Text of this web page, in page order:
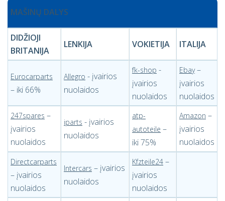
MAŠINŲ DALYS
DIDŽIOJI
BRITANIJA
LENKIJA VOKIETIJA ITALIJA
Eurocarparts
– iki 66%
Allegro - įvairios
nuolaidos
fk-shop -
įvairios
nuolaidos
Ebay–
įvairios
nuolaidos
247spares –
įvairios
nuolaidos
iparts - įvairios
nuolaidos
atp-
autoteile –
iki 75%
Amazon –
įvairios
nuolaidos
Directcarparts
– įvairios
nuolaidos
Intercars – įvairios
nuolaidos
Kfzteile24 –
įvairios
nuolaidos